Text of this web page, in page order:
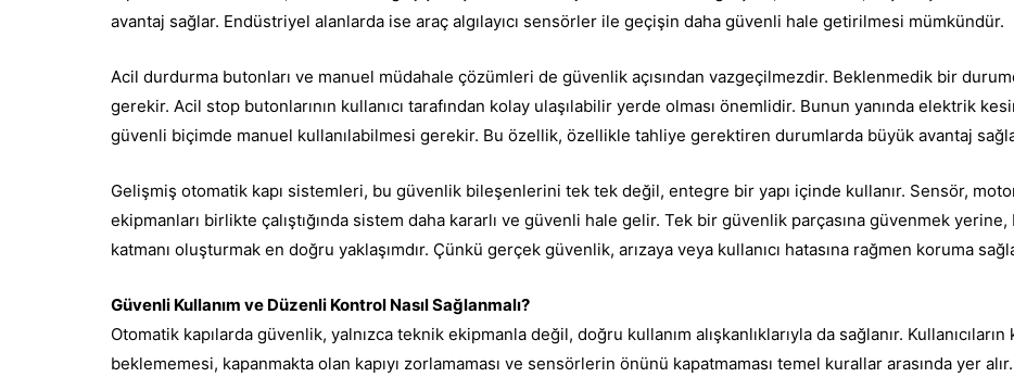
avantaj sağlar. Endüstriyel alanlarda ise araç algılayıcı sensörler ile geçişin daha güvenli hale getirilmesi mümkündür.
Acil durdurma butonları ve manuel müdahale çözümleri de güvenlik açısından vazgeçilmezdir. Beklenmedik bir
gerekir. Acil stop butonlarının kullanıcı tarafından kolay ulaşılabilir yerde olması önemlidir. Bunun yanında elektrik
güvenli biçimde manuel kullanılabilmesi gerekir. Bu özellik, özellikle tahliye gerektiren durumlarda büyük avantaj
Gelişmiş otomatik kapı sistemleri, bu güvenlik bileşenlerini tek tek değil, entegre bir yapı içinde kullanır. Sensör,
ekipmanları birlikte çalıştığında sistem daha kararlı ve güvenli hale gelir. Tek bir güvenlik parçasına güvenmek
katmanı oluşturmak en doğru yaklaşımdır. Çünkü gerçek güvenlik, arızaya veya kullanıcı hatasına rağmen koruma
Güvenli Kullanım ve Düzenli Kontrol Nasıl Sağlanmalı?
Otomatik kapılarda güvenlik, yalnızca teknik ekipmanla değil, doğru kullanım alışkanlıklarıyla da sağlanır.
beklememesi, kapanmakta olan kapıyı zorlamaması ve sensörlerin önünü kapatmaması temel kurallar arasında yer